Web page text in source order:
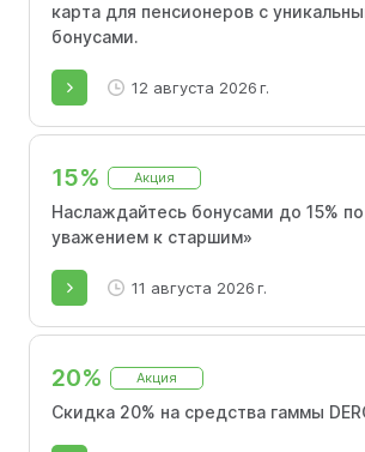
карта для пенсионеров с
бонусами.
12 августа 2026 г.
15% Акция
Наслаждайтесь бонусами до 15%
уважением к старшим»
11 августа 2026 г.
20% Акция
Скидка 20% на средства гаммы